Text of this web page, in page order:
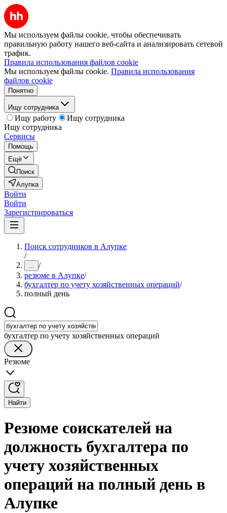
Мы используем файлы cookie, чтобы обеспечивать
правильную работу нашего веб-сайта и анализировать сетевой
трафик.
Правила использования файлов cookie
Мы используем файлы cookie. Правила использования
файлов cookie
Понятно
Ищу сотрудника
Ищу работу
Ищу сотрудника
Ищу сотрудника
Сервисы
Помощь
Ещё
Поиск
Алупка
Войти
Войти
Зарегистрироваться
Поиск сотрудников в Алупке
/
... /
резюме в Алупке/
бухгалтер по учету хозяйственных операций/
полный день
бухгалтер по учету хозяйственных операций
Резюме
Найти
Резюме соискателей на
должность бухгалтера по
учету хозяйственных
операций на полный день в
Алупке